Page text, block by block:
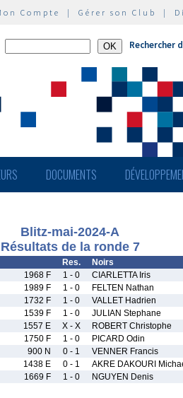
Compte | Gérer son Club |
Rechercher
DOCUMENTS
Blitz-mai-2024-A
Résultats de la ronde 7
Res. Noirs
1968 F 1 - 0 CIARLETTA Iris
1989 F 1 - 0 FELTEN Nathan
1732 F 1 - 0 VALLET Hadrien
1539 F 1 - 0 JULIAN Stephane
1557 E X - X ROBERT Christophe
1750 F 1 - 0 PICARD Odin
900 N 0 - 1 VENNER Francis
1438 E 0 - 1 AKRE DAKOURI
1669 F 1 - 0 NGUYEN Denis